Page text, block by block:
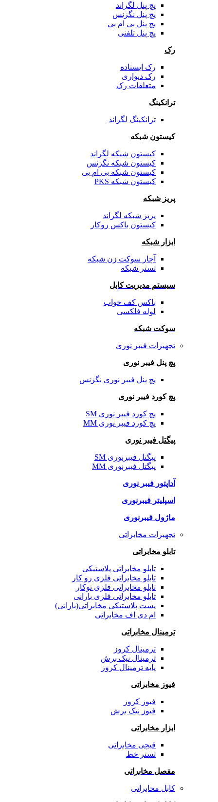
پچ پنل لگراند
پچ پنل نگزنس
پچ پنل بی ام بی
پچ پنل تلفنی
رک
رک ایستاده
رک دیواری
متعلقات رک
ترانکینگ
ترانکینگ لگراند
کیستون شبکه
کیستون شبکه لگراند
کیستون شبکه نگزنس
کیستون شبکه بی ام بی
کیستون شبکه PKS
پریز شبکه
پریز شبکه لگراند
کیستون باکس روکار
ابزار شبکه
آچار سوکت زن شبکه
تستر شبکه
سیستم مدیریت کابل
باکس کف خواب
لوله فلکسی
سوکت شبکه
تجهیزات فیبر نوری
پچ پنل فیبر نوری
پچ پنل فیبر نوری نگزنس
پچ کورد فیبر نوری
پچ کورد فیبر نوری SM
پچ کورد فیبر نوری MM
پیگتل فیبر نوری
پیگتل فیبرنوری SM
پیگتل فیبرنوری MM
آداپتور فیبر نوری
اسپلیتر فیبرنوری
ماژول فیبرنوری
تجهیزات مخابراتی
تابلو مخابراتی
تابلو مخابراتی پلاستیکی
تابلو مخابراتی فلزی رو کار
تابلو مخابراتی فلزی توکار
تابلو مخابراتی فلزی بارانی
پست پلاستیکی مخابراتی(بارانی)
ام دی اف مخابراتی
ترمینال مخابراتی
ترمینال کروز
ترمینال نیک برش
پایه ترمینال کروز
فیوز مخابراتی
فیوز کروز
فیوز نیک برش
ابزار مخابراتی
قیچی مخابراتی
تستر خط
مفصل مخابراتی
کابل مخابراتی